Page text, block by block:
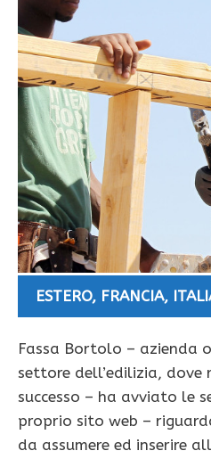
ESTERO, FRANCIA,
Fassa Bortolo – azienda
settore dell’edilizia,
successo – ha avviato le
proprio sito web –
da assumere ed inserire